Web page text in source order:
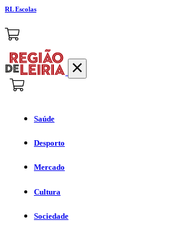
RL Escolas
Saúde
Desporto
Mercado
Cultura
Sociedade